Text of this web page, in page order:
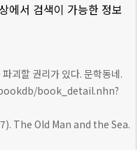
에서 검색이 가능한 정보
괴할 권리가 있다. 문학동네.
book_detail.nhn?
The Old Man and the Sea.